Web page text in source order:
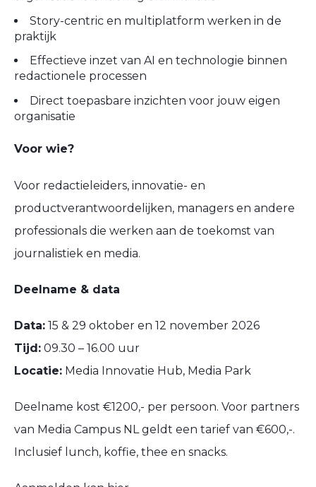
Story-centric en multiplatform werken in de
praktijk
Effectieve inzet van AI en technologie binnen
redactionele processen
​Direct toepasbare inzichten voor jouw eigen
organisatie
Voor wie?
​Voor redactieleiders, innovatie- en
productverantwoordelijken, managers en andere
professionals die werken aan de toekomst van
journalistiek en media.
Deelname & data
Data: 15 & 29 oktober en 12 november 2026
Tijd: 09.30 – 16.00 uur
Locatie: Media Innovatie Hub, Media Park
​Deelname kost €1200,- per persoon. Voor partners
van Media Campus NL geldt een tarief van €600,-.
Inclusief lunch, koffie, thee en snacks.